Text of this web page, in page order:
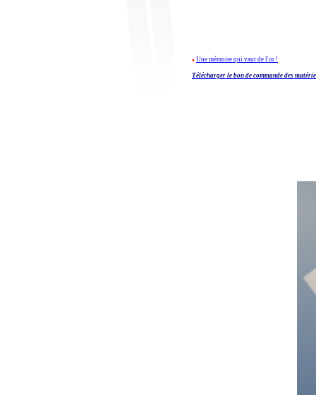
. Une mémoire qui vaut de l'or !
Télécharger le bon de commande des